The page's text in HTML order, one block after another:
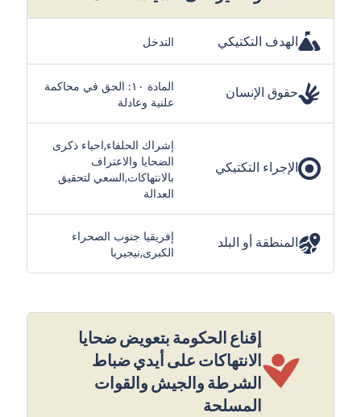
الهدف التكتيكي التدخل
حقوق الإنسان
المادة ١٠: الحق في محاكمة
علنية وعادلة
الإجراء التكتيكي
إشراك الحلفاء,احياء ذكرى
الضحايا والاعتراف
بالانتهاكات,السعي لتحقيق
العدالة
المنطقة أو البلد
إفريقيا جنوب الصحراء
الكبرى,نيجيريا
إقناع الحكومة بتعويض ضحايا
الانتهاكات على أيدي ضباط
الشرطة والجيش والقوات
المسلحة